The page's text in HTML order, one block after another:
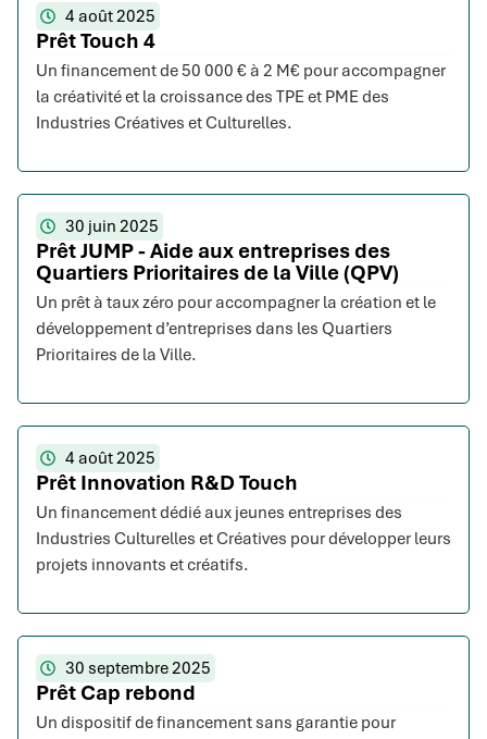
4 août 2025
Prêt Touch 4
Un financement de 50 000 € à 2 M€ pour accompagner
la créativité et la croissance des TPE et PME des
Industries Créatives et Culturelles.
30 juin 2025
Prêt JUMP - Aide aux entreprises des
Quartiers Prioritaires de la Ville (QPV)
Un prêt à taux zéro pour accompagner la création et le
développement d’entreprises dans les Quartiers
Prioritaires de la Ville.
4 août 2025
Prêt Innovation R&D Touch
Un financement dédié aux jeunes entreprises des
Industries Culturelles et Créatives pour développer leurs
projets innovants et créatifs.
30 septembre 2025
Prêt Cap rebond
Un dispositif de financement sans garantie pour